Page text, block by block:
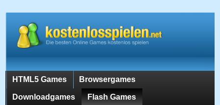
HTML5 Games Browsergames
Downloadgames Flash Games